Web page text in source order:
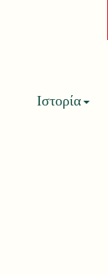
Ιστορία